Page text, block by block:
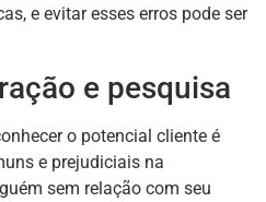
e evitar esses erros pode ser
e pesquisa
o potencial cliente é
e prejudiciais na
sem relação com seu